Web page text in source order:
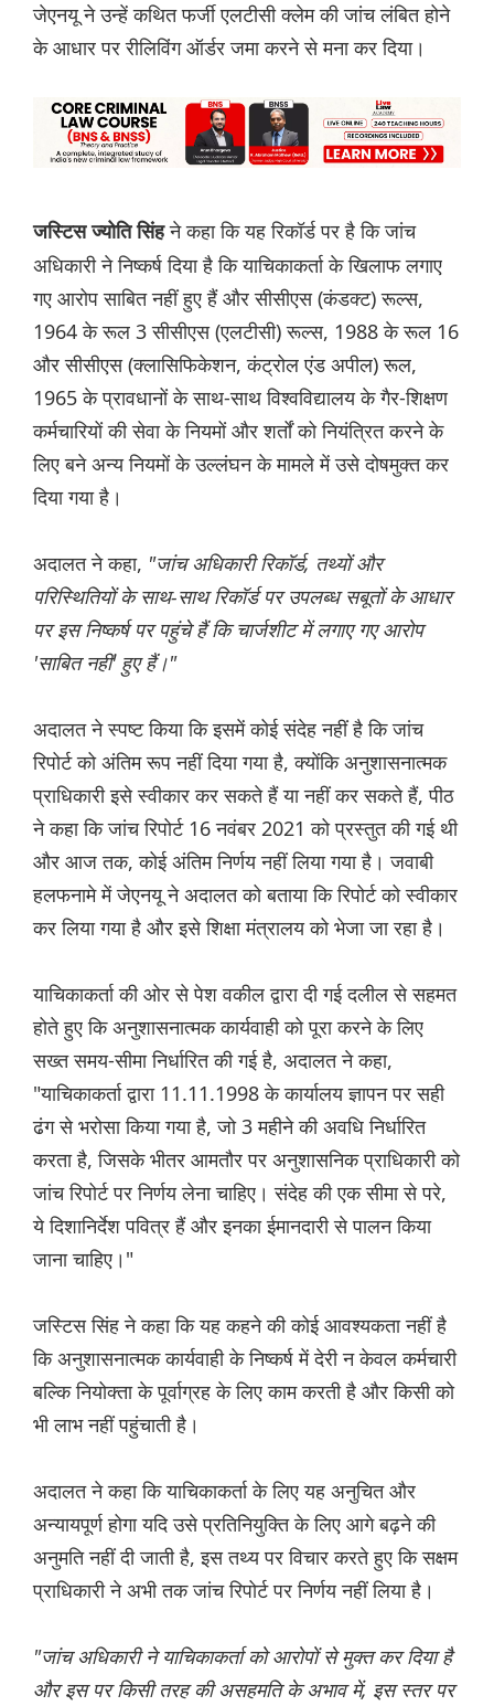
जेएनयू ने उन्हें कथित फर्जी एलटीसी क्लेम की जांच लंबित होने
के आधार पर रीलिविंग ऑर्डर जमा करने से मना कर दिया।
जस्टिस ज्योति सिंहने कहा कि यह रिकॉर्ड पर है कि जांच
अधिकारी ने निष्कर्ष दिया है कि याचिकाकर्ता के खिलाफ लगाए
गए आरोप साबित नहीं हुए हैं और सीसीएस (कंडक्‍ट) रूल्स,
1964 के रूल 3 सीसीएस (एलटीसी) रूल्स, 1988 के रूल 16
और सीसीएस (क्लासिफिकेशन, कंट्रोल एंड अपील) रूल,
1965 के प्रावधानों के साथ-साथ विश्वविद्यालय के गैर-शिक्षण
कर्मचारियों की सेवा के नियमों और शर्तों को नियंत्रित करने के
लिए बने अन्य नियमों के उल्लंघन के मामले में उसे दोषमुक्त कर
दिया गया है।
अदालत ने कहा, "जांच अधिकारी रिकॉर्ड, तथ्यों और
परिस्थितियों के साथ-साथ रिकॉर्ड पर उपलब्ध सबूतों के आधार
पर इस निष्कर्ष पर पहुंचे हैं कि चार्जशीट में लगाए गए आरोप
'साबित नहीं' हुए हैं।"
अदालत ने स्पष्ट किया कि इसमें कोई संदेह नहीं है कि जांच
रिपोर्ट को अंतिम रूप नहीं दिया गया है, क्योंकि अनुशासनात्मक
प्राधिकारी इसे स्वीकार कर सकते हैं या नहीं कर सकते हैं, पीठ
ने कहा कि जांच रिपोर्ट 16 नवंबर 2021 को प्रस्तुत की गई थी
और आज तक, कोई अंतिम निर्णय नहीं लिया गया है। जवाबी
हलफनामे में जेएनयू ने अदालत को बताया कि रिपोर्ट को स्वीकार
कर लिया गया है और इसे शिक्षा मंत्रालय को भेजा जा रहा है।
याचिकाकर्ता की ओर से पेश वकील द्वारा दी गई दलील से सहमत
होते हुए कि अनुशासनात्मक कार्यवाही को पूरा करने के लिए
सख्त समय-सीमा निर्धारित की गई है, अदालत ने कहा,
"याचिकाकर्ता द्वारा 11.11.1998 के कार्यालय ज्ञापन पर सही
ढंग से भरोसा किया गया है, जो 3 महीने की अवधि निर्धारित
करता है, जिसके भीतर आमतौर पर अनुशासनिक प्राधिकारी को
जांच रिपोर्ट पर निर्णय लेना चाहिए। संदेह की एक सीमा से परे,
ये दिशानिर्देश पवित्र हैं और इनका ईमानदारी से पालन किया
जाना चाहिए।"
जस्टिस सिंह ने कहा कि यह कहने की कोई आवश्यकता नहीं है
कि अनुशासनात्मक कार्यवाही के निष्कर्ष में देरी न केवल कर्मचारी
बल्कि नियोक्ता के पूर्वाग्रह के लिए काम करती है और किसी को
भी लाभ नहीं पहुंचाती है।
अदालत ने कहा कि याचिकाकर्ता ‌के लिए यह अनुचित और
अन्यायपूर्ण होगा यदि उसे प्रतिनियुक्ति के लिए आगे बढ़ने की
अनुमति नहीं दी जाती है, इस तथ्य पर विचार करते हुए कि सक्षम
प्राधिकारी ने अभी तक जांच रिपोर्ट पर निर्णय नहीं लिया है।
"जांच अधिकारी ने याचिकाकर्ता को आरोपों से मुक्त कर दिया है
और इस पर किसी तरह की असहमति के अभाव में, इस स्तर पर